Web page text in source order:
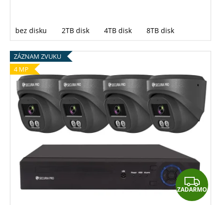
bez disku 2TB disk 4TB disk 8TB disk
ZÁZNAM ZVUKU
4 MP
Z
A
ZADARMO